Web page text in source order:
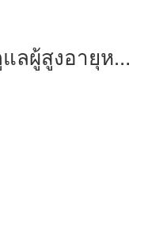
ลผู้สูงอายุหรือ
จ้งวัฒนะ